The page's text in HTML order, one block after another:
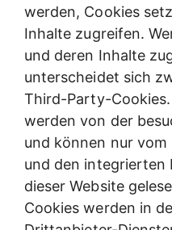
werden, Cookies
Inhalte zugreifen.
und deren Inhalte
unterscheidet sich
Third-Party-
werden von der
und können nur
und den integrierten
dieser Website
Cookies werden in